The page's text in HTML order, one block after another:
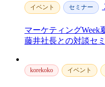
イベント セミナー
マーケティング
藤井社長との対談セ
korekoko イベント